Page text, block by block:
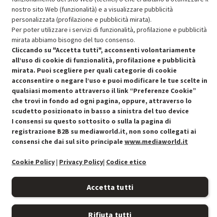
OFFERTE IMPERDIBILI
Risparmio garantito rispetto al corrispondente prodotto nuovo.
Condizioni generali di vendita
Cookie Policy
Preferenze cookie
Accessibilità
Recedere dal contratto qui
nostro sito Web (funzionalità) e a visualizzare pubblicità
personalizzata (profilazione e pubblicità mirata).
Per poter utilizzare i servizi di funzionalità, profilazione e pubblicità
mirata abbiamo bisogno del tuo consenso.
Cliccando su "Accetta tutti", acconsenti volontariamente
all’uso di cookie di funzionalità, profilazione e pubblicità
mirata. Puoi scegliere per quali categorie di cookie
acconsentire o negare l’uso e puoi modificare le tue scelte in
qualsiasi momento attraverso il link “Preferenze Cookie”
che trovi in fondo ad ogni pagina, oppure, attraverso lo
scudetto posizionato in basso a sinistra del tuo device
I consensi su questo sottosito o sulla la pagina di
registrazione B2B su mediaworld.it, non sono collegati ai
consensi che dai sul sito principale www.mediaworld.it
Cookie Policy| Privacy Policy| Codice etico
Accetta tutti
Rifiuta tutti